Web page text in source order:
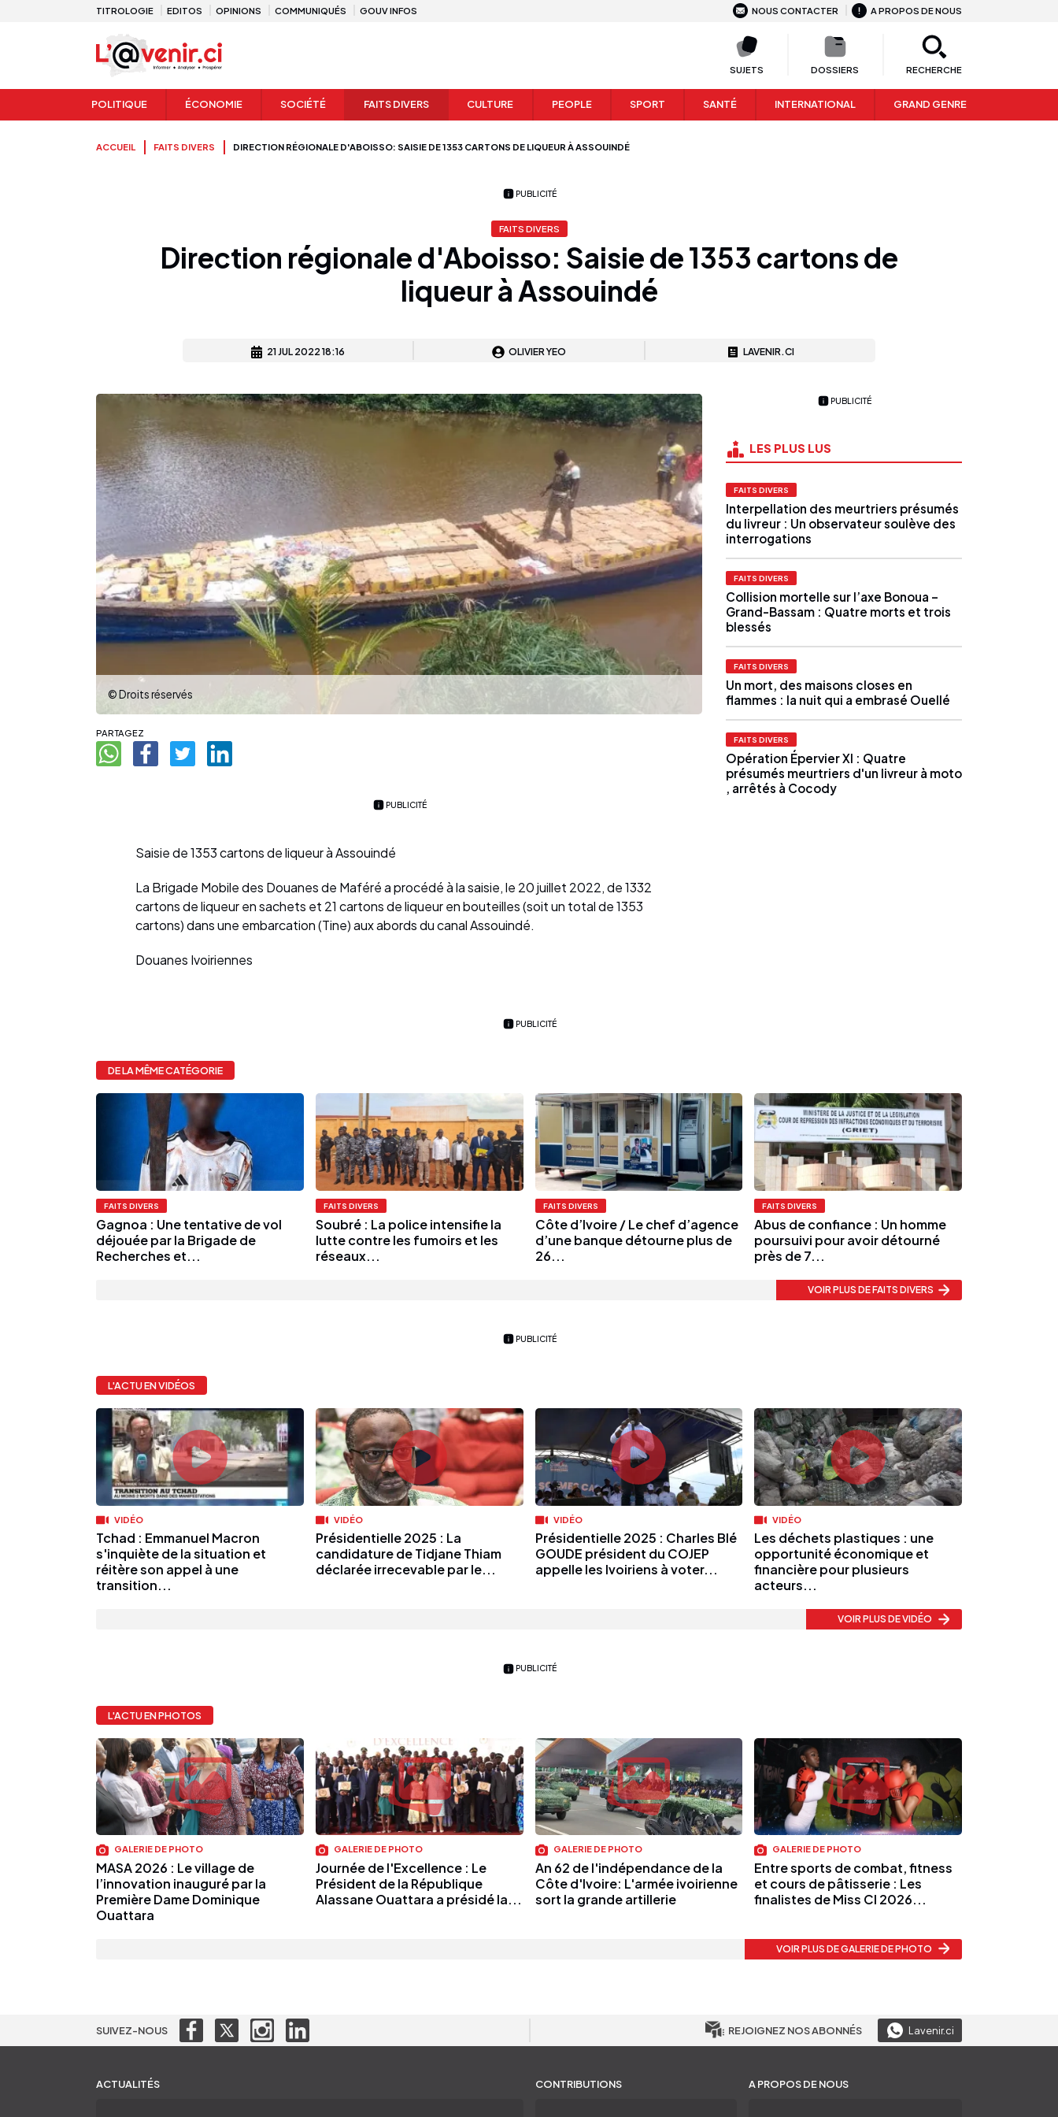
TITROLOGIE EDITOS OPINIONS COMMUNIQUÉS GOUV INFOS NOUS CONTACTER A PROPOS DE NOUS
SUJETS DOSSIERS RECHERCHE
POLITIQUE ÉCONOMIE SOCIÉTÉ FAITS DIVERS CULTURE PEOPLE SPORT SANTÉ INTERNATIONAL GRAND GENRE
ACCUEIL FAITS DIVERS DIRECTION RÉGIONALE D'ABOISSO: SAISIE DE 1353 CARTONS DE LIQUEUR À ASSOUINDÉ
PUBLICITÉ
FAITS DIVERS
Direction régionale d'Aboisso: Saisie de 1353 cartons de
liqueur à Assouindé
21 JUL 2022 18:16 OLIVIER YEO LAVENIR.CI
© Droits réservés
PARTAGEZ
PUBLICITÉ
Saisie de 1353 cartons de liqueur à Assouindé
La Brigade Mobile des Douanes de Maféré a procédé à la saisie, le 20 juillet 2022, de 1332
cartons de liqueur en sachets et 21 cartons de liqueur en bouteilles (soit un total de 1353
cartons) dans une embarcation (Tine) aux abords du canal Assouindé.
Douanes Ivoiriennes
PUBLICITÉ
LES PLUS LUS
FAITS DIVERS
Interpellation des meurtriers présumés
du livreur : Un observateur soulève des
interrogations
FAITS DIVERS
Collision mortelle sur l’axe Bonoua –
Grand-Bassam : Quatre morts et trois
blessés
FAITS DIVERS
Un mort, des maisons closes en
flammes : la nuit qui a embrasé Ouellé
FAITS DIVERS
Opération Épervier XI : Quatre
présumés meurtriers d'un livreur à moto
, arrêtés à Cocody
PUBLICITÉ
DE LA MÊME CATÉGORIE
FAITS DIVERS
Gagnoa : Une tentative de vol
déjouée par la Brigade de
Recherches et...
FAITS DIVERS
Soubré : La police intensifie la
lutte contre les fumoirs et les
réseaux...
FAITS DIVERS
Côte d’Ivoire / Le chef d’agence
d’une banque détourne plus de
26...
FAITS DIVERS
Abus de confiance : Un homme
poursuivi pour avoir détourné
près de 7...
VOIR PLUS DE FAITS DIVERS
PUBLICITÉ
L'ACTU EN VIDÉOS
VIDÉO
Tchad : Emmanuel Macron
s'inquiète de la situation et
réitère son appel à une
transition...
VIDÉO
Présidentielle 2025 : La
candidature de Tidjane Thiam
déclarée irrecevable par le...
VIDÉO
Présidentielle 2025 : Charles Blé
GOUDE président du COJEP
appelle les Ivoiriens à voter...
VIDÉO
Les déchets plastiques : une
opportunité économique et
financière pour plusieurs
acteurs...
VOIR PLUS DE VIDÉO
PUBLICITÉ
L'ACTU EN PHOTOS
GALERIE DE PHOTO
MASA 2026 : Le village de
l’innovation inauguré par la
Première Dame Dominique
Ouattara
GALERIE DE PHOTO
Journée de l'Excellence : Le
Président de la République
Alassane Ouattara a présidé la...
GALERIE DE PHOTO
An 62 de l'indépendance de la
Côte d'Ivoire: L'armée ivoirienne
sort la grande artillerie
GALERIE DE PHOTO
Entre sports de combat, fitness
et cours de pâtisserie : Les
finalistes de Miss CI 2026...
VOIR PLUS DE GALERIE DE PHOTO
SUIVEZ-NOUS REJOIGNEZ NOS ABONNÉS Lavenir.ci
ACTUALITÉS CONTRIBUTIONS A PROPOS DE NOUS